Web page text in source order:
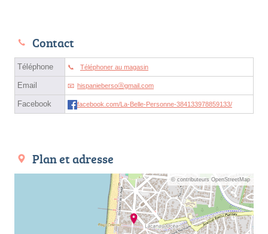
Contact
Téléphone Téléphoner au magasin
Email hispaniebersoⓐgmail.com
Facebook facebook.com/La-Belle-Personne-384133978859133/
Plan et adresse
© contributeurs OpenStreetMap